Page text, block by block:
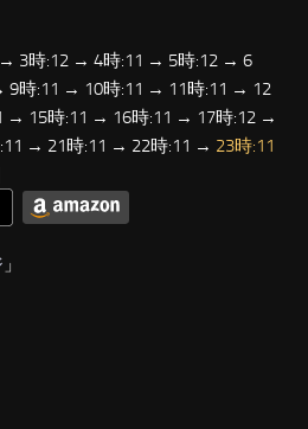
3時:12 → 4時:11 → 5時:12 → 6
時:11 → 10時:11 → 11時:11 → 12
→ 15時:11 → 16時:11 → 17時:12 →
→ 21時:11 → 22時:11 → 23時:11
」